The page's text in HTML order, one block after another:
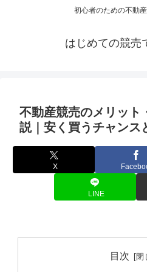
初心者のための不動
はじめての競売
不動産競売のメリット
説｜安く買うチャンス
X
LINE
目次